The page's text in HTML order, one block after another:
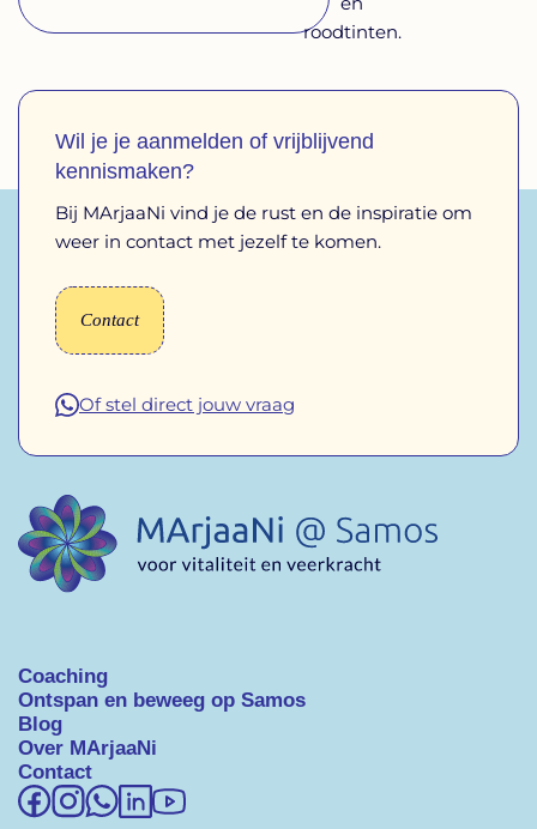
Coaching
Ontspan en beweeg op Samos
Blog
Over MArjaaNi
Contact
Wil je je aanmelden of vrijblijvend
kennismaken?
Bij MArjaaNi vind je de rust en de inspiratie om
weer in contact met jezelf te komen.
Contact
Of stel direct jouw vraag